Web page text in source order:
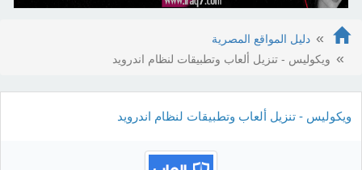
دليل المواقع المصرية
ويكوليس - تنزيل ألعاب وتطبيقات لنظام اندرويد
ويكوليس - تنزيل ألعاب وتطبيقات لنظام اندرويد